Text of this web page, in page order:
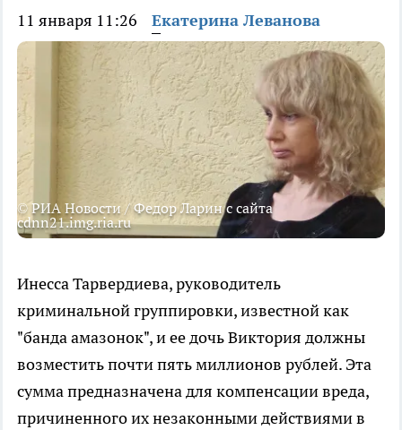
11 января 11:26 Екатерина Леванова
© РИА Новости / Федор Ларин с сайта
cdnn21.img.ria.ru
Инесса Тарвердиева, руководитель
криминальной группировки, известной как
"банда амазонок", и ее дочь Виктория должны
возместить почти пять миллионов рублей. Эта
сумма предназначена для компенсации вреда,
причиненного их незаконными действиями в